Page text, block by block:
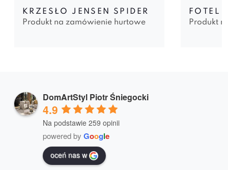
KRZESŁO JENSEN SPIDER
Produkt na zamówienie hurtowe
FOTEL
Produkt
DomArtStyl Piotr Śniegocki
4.9
Na podstawie 259 opinii
powered by Google
oceń nas w